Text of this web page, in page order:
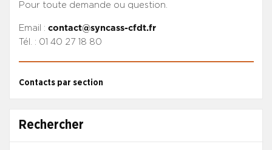
Pour toute demande ou question.
Email : contact@syncass-cfdt.fr
Tél. : 01 40 27 18 80
Contacts par section
Rechercher